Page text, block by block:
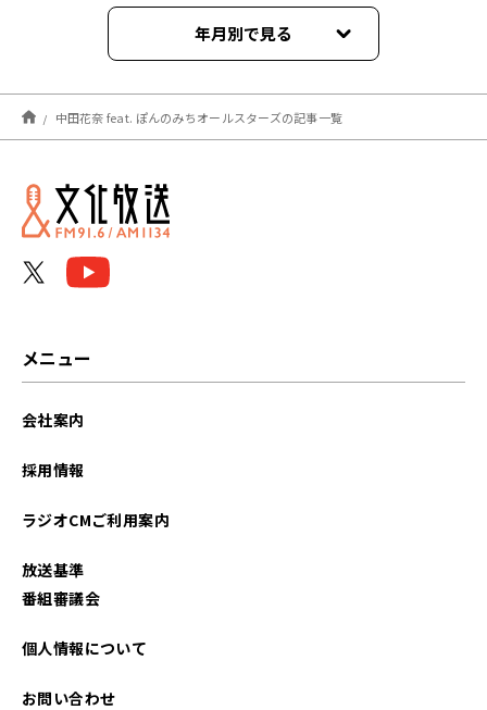
年月別で見る
2024年03月
2024年01月
中田花奈 feat. ぽんのみちオールスターズの記事一覧
メニュー
会社案内
採用情報
ラジオCMご利用案内
放送基準
番組審議会
個人情報について
お問い合わせ